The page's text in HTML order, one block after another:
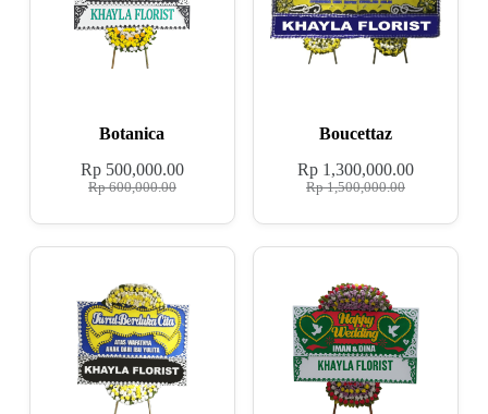
Botanica
Rp600,000.00
Rp500,000.00
Boucettaz
Rp1,500,000.00
Rp 1,300,000.00